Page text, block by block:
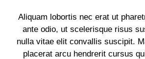
Aliquam lobortis nec erat ut
ante odio, ut scelerisque risus
nulla vitae elit convallis suscipit.
placerat arcu hendrerit cursus